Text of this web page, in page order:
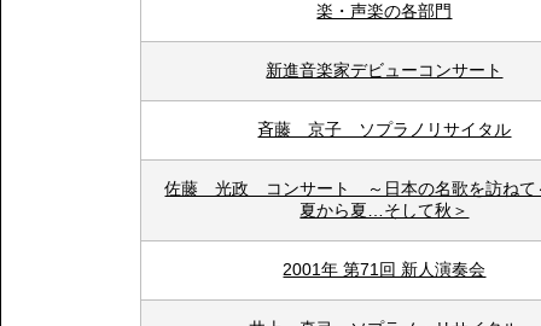
楽・声楽の各部門
新進音楽家デビューコンサート
斉藤 京子 ソプラノリサイタル
佐藤 光政 コンサート ～日本の名歌を訪ね
夏から夏…そして秋＞
2001年 第71回 新人演奏会